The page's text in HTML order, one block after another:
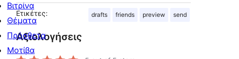
Ετικέτες: drafts friends preview send
Αξιολογήσεις
Βιτρίνα
Θέματα
Πρόσθετα
Μοτίβα